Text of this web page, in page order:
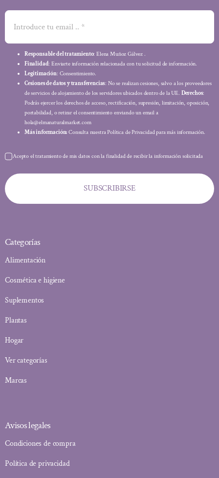
Responsable del tratamiento: Elena Muñoz Gálvez .
Finalidad: Enviarte información relacionada con tu solicitud de información.
Legitimación: Consentimiento.
Cesiones de datos y transferencias: No se realizan cesiones, salvo a los proveedores
de servicios de alojamiento de los servidores ubicados dentro de la UE. Derechos:
Podrás ejercer los derechos de acceso, rectificación, supresión, limitación, oposición,
portabilidad, o retirar el consentimiento enviando un email a
hola@elmanaturalmarket.com
Más información: Consulta nuestra Política de Privacidad para más información.
Acepto el tratamiento de mis datos con la finalidad de recibir la información solicitada
SUBSCRIBIRSE
Categorías
Alimentación
Cosmética e higiene
Suplementos
Plantas
Hogar
Ver categorías
Marcas
Avisos legales
Condiciones de compra
Política de privacidad